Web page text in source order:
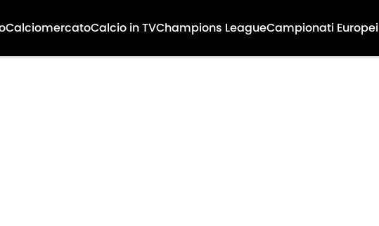
CalciomercatoCalcio in TVChampions LeagueCampionati Europei